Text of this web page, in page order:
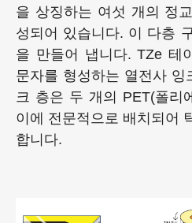
을 상징하는 여섯 개의 정
성되어 있습니다. 이 다층
을 만들어 냅니다. TZe 테
문자를 형성하는 열전사
크 층은 두 개의 PET(폴리
이에 전문적으로 배치되어
합니다.